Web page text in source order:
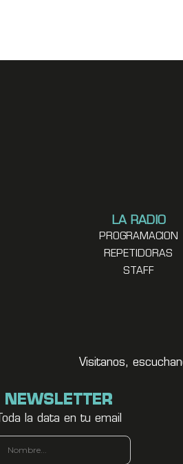
LA RADIO
PROGRAMACION
REPETIDORAS
STAFF
Visitanos,
NEWSLETTER
Toda la data en tu email